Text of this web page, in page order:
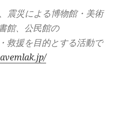
震災による博物館・美術
館、公民館の
救援を目的とする活動で